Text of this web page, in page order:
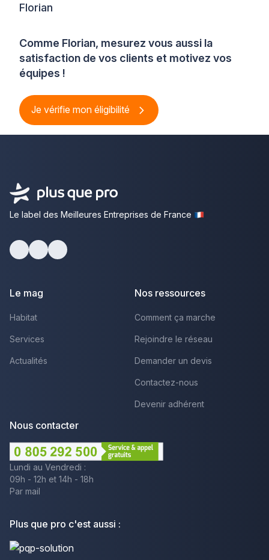
Comme Florian, mesurez vous aussi la
satisfaction de vos clients et motivez vos
équipes !
Je vérifie mon éligibilité
Florian
Le label des Meilleures Entreprises de France
Le mag
Habitat
Services
Actualités
Nos ressources
Comment ça marche
Rejoindre le réseau
Demander un devis
Contactez-nous
Devenir adhérent
Nous contacter
Lundi au Vendredi :
09h - 12h et 14h - 18h
Par mail
Plus que pro c'est aussi :